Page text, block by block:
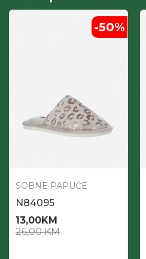
-50%
SOBNE PAPUČE
N84095
13,00KM
26,00KM